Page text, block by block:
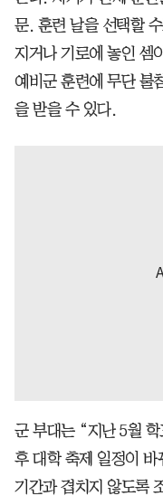
문. 훈련 날을 선택할
지거나 기로에 놓인 셈
예비군 훈련에 무단 불
을 받을 수 있다.
군 부대는 “지난 5월
후 대학 축제 일정이
기간과 겹치지 않도록